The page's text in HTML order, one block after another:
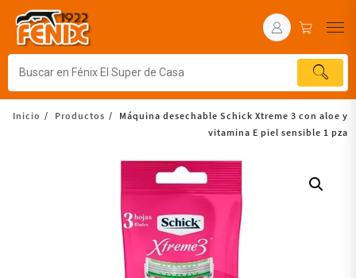
Inicio Productos
Máquina desechable Schick Xtreme 3 con aloe y
vitamina E piel sensible 1 pza